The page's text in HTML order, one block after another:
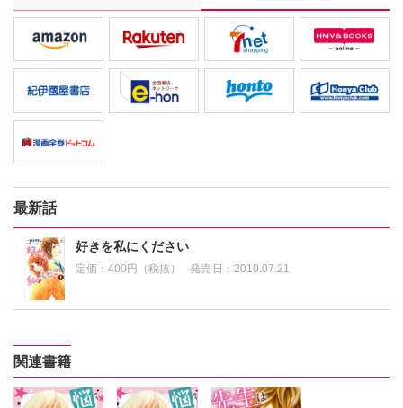
最新話
好きを私にください
定価：400円（税抜） 発売日： 2010.07.21
関連書籍